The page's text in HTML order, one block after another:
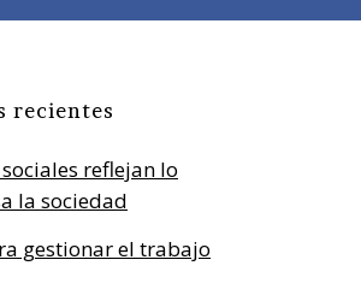
recientes
reflejan lo
la sociedad
gestionar el trabajo